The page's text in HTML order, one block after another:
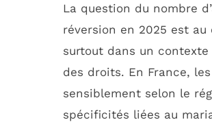
La question du nombre
réversion en 2025 est
surtout dans un
des droits. En France,
sensiblement selon le
spécificités liées au